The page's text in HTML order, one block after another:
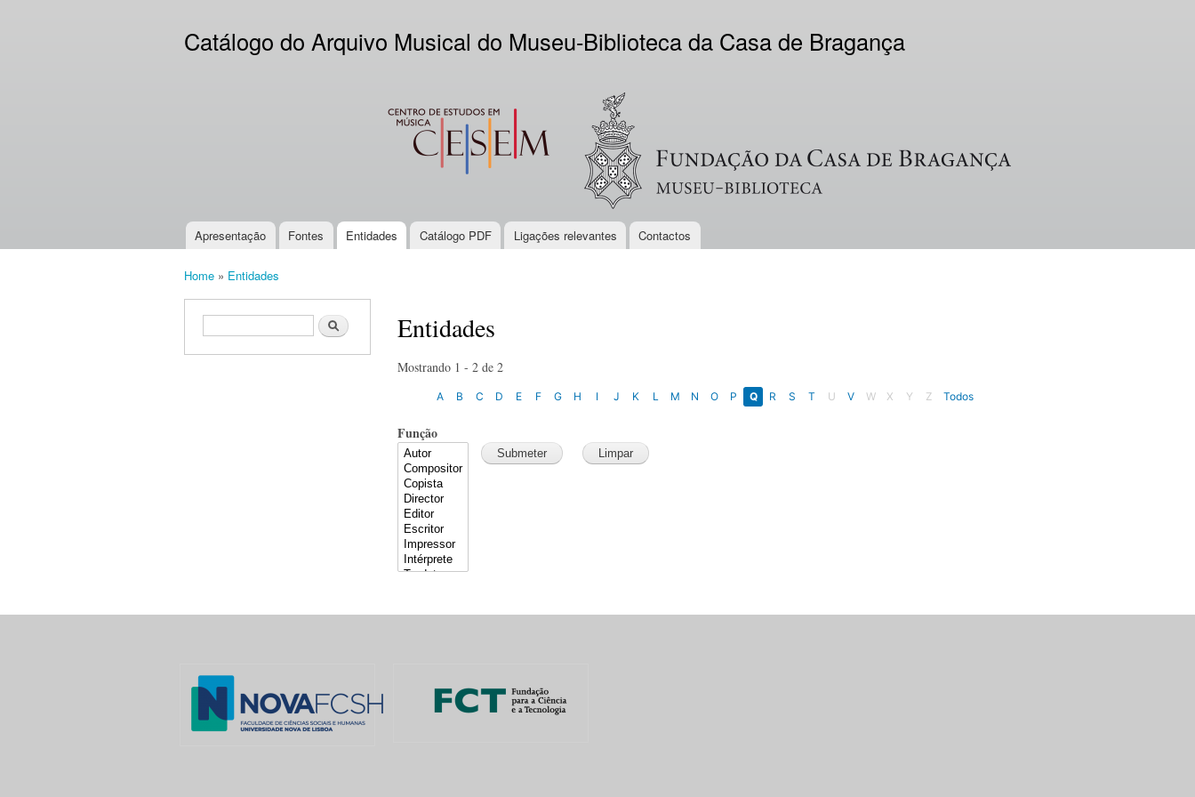
content
Catálogo do Arquivo Musical do Museu-Biblioteca da Casa de Bragança
CESEM Logo VV
Main menu
Apresentação Fontes Entidades Catálogo PDF Ligações relevantes Contactos
Home » Entidades
Search form Search Entidades
Mostrando 1 - 2 de 2
A B C D E F G H I J K L M N O P Q R S T U V W X Y Z Todos
Função